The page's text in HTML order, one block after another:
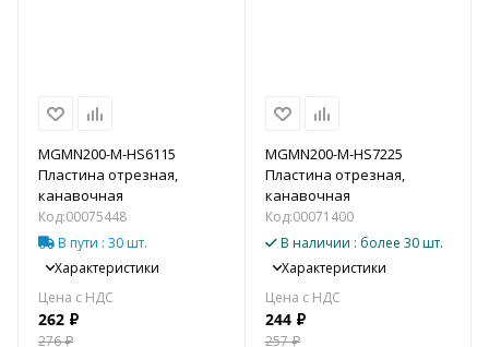
MGMN200-M-HS6115
Пластина отрезная,
канавочная
Код:00075448
В пути : 30 шт.
Характеристики
262 ₽
276₽
MGMN200-M-HS7225
Пластина отрезная,
канавочная
Код:00071400
В наличии : более 30 шт.
Характеристики
244₽
257₽